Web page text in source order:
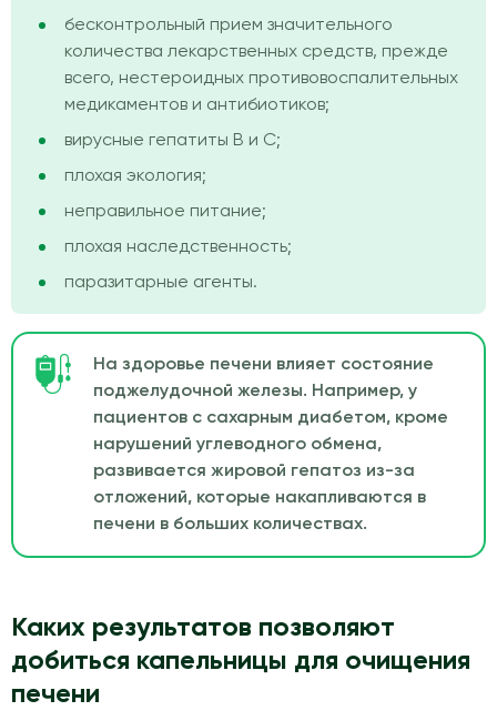
бесконтрольный прием значительного
количества лекарственных средств, прежде
всего, нестероидных противовоспалительных
медикаментов и антибиотиков;
вирусные гепатиты В и С;
плохая экология;
неправильное питание;
плохая наследственность;
паразитарные агенты.
На здоровье печени влияет состояние
поджелудочной железы. Например, у
пациентов с сахарным диабетом, кроме
нарушений углеводного обмена,
развивается жировой гепатоз из-за
отложений, которые накапливаются в
печени в больших количествах.
Каких результатов позволяют
добиться капельницы для очищения
печени